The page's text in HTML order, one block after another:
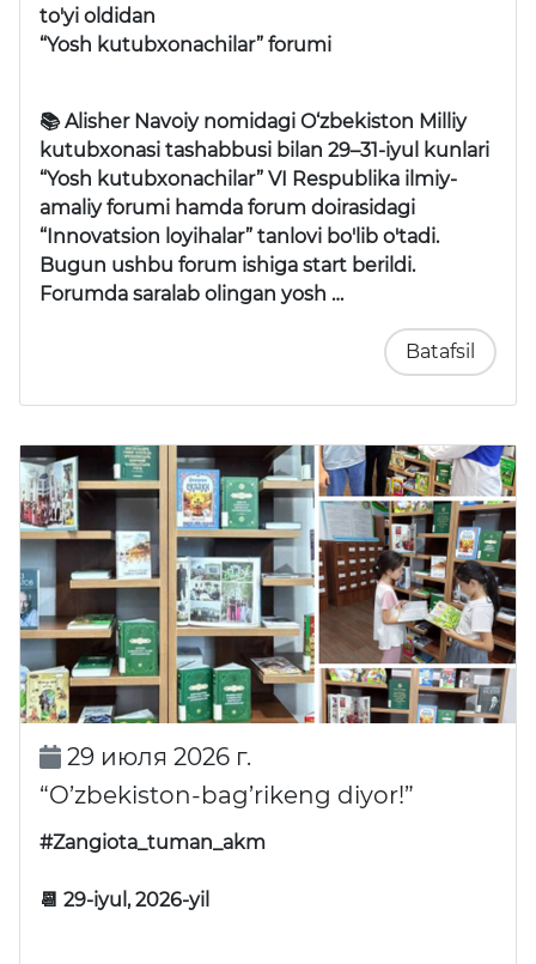
to'yi oldidan
“Yosh kutubxonachilar” forumi
📚 Alisher Navoiy nomidagi O‘zbekiston Milliy
kutubxonasi tashabbusi bilan 29–31-iyul kunlari
“Yosh kutubxonachilar” VI Respublika ilmiy-
amaliy forumi hamda forum doirasidagi
“Innovatsion loyihalar” tanlovi bo'lib o'tadi.
Bugun ushbu forum ishiga start berildi.
Forumda saralab olingan yosh …
Batafsil
29 июля 2026 г.
“O’zbekiston-bag’rikeng diyor!”
#Zangiota_tuman_akm
📆 29-iyul, 2026-yil